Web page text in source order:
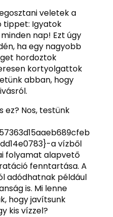
veletek a
tippet: Igyatok
nap! Ezt úgy
ha egy nagyobb
hordoztok
kortyolgattok
abban, hogy
ez? Nos, testünk
a vízből
folyamat alapvető
fenntartása. A
adódhatnak például
is. Mi lenne
hogy javítsunk
kis vízzel?